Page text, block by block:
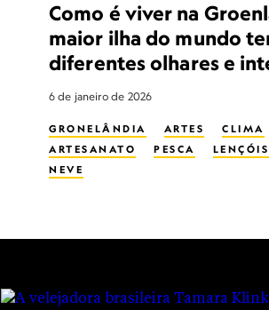
Como é viver na
maior ilha do mundo
diferentes olhares e
6 de janeiro de 2026
GRONELÂNDIA ARTES
CLIMA
ARTESANATO
PESCA
NEVE